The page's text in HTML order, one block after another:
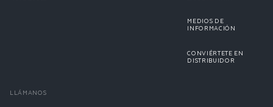
MEDIOS DE
INFORMACIÓN
CONVIÉRTETE EN
DISTRIBUIDOR
LLÁMANOS